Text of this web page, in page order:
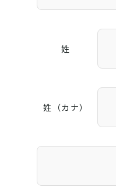
姓
姓（カナ）